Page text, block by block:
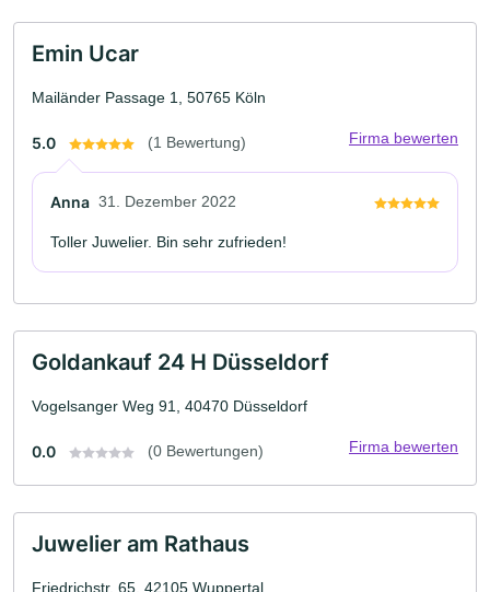
Emin Ucar
Mailänder Passage 1, 50765 Köln
5.0 (1 Bewertung) Firma bewerten
Anna 31. Dezember 2022
Toller Juwelier. Bin sehr zufrieden!
Goldankauf 24 H Düsseldorf
Vogelsanger Weg 91, 40470 Düsseldorf
0.0 (0 Bewertungen) Firma bewerten
Juwelier am Rathaus
Friedrichstr. 65, 42105 Wuppertal